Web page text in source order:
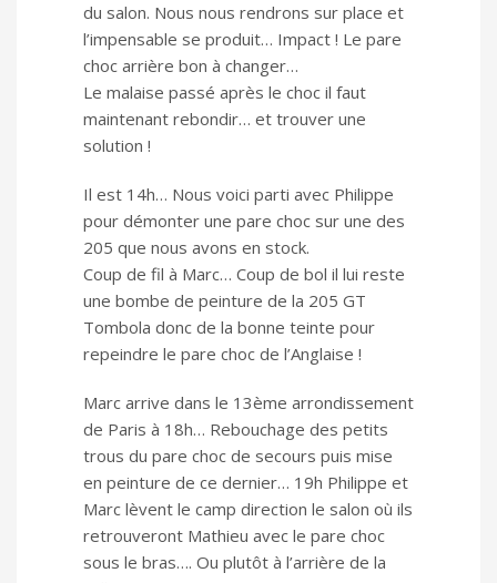
du salon. Nous nous rendrons sur place et
l’impensable se produit… Impact ! Le pare
choc arrière bon à changer…
Le malaise passé après le choc il faut
maintenant rebondir… et trouver une
solution !
Il est 14h… Nous voici parti avec Philippe
pour démonter une pare choc sur une des
205 que nous avons en stock.
Coup de fil à Marc… Coup de bol il lui reste
une bombe de peinture de la 205 GT
Tombola donc de la bonne teinte pour
repeindre le pare choc de l’Anglaise !
Marc arrive dans le 13ème arrondissement
de Paris à 18h… Rebouchage des petits
trous du pare choc de secours puis mise
en peinture de ce dernier… 19h Philippe et
Marc lèvent le camp direction le salon où ils
retrouveront Mathieu avec le pare choc
sous le bras…. Ou plutôt à l’arrière de la